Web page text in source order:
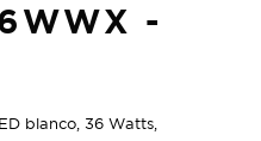
-
blanco, 36 Watts,